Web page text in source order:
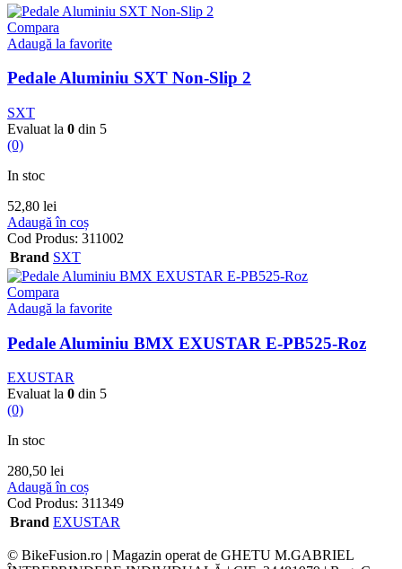
Compara
Adaugă la favorite
Pedale Aluminiu SXT Non-Slip 2
SXT
Evaluat la 0 din 5
(0)
In stoc
52,80 lei
Adaugă în coș
Cod Produs: 311002
Brand SXT
Compara
Adaugă la favorite
Pedale Aluminiu BMX EXUSTAR E-PB525-Roz
EXUSTAR
Evaluat la 0 din 5
(0)
In stoc
280,50 lei
Adaugă în coș
Cod Produs: 311349
Brand EXUSTAR
© BikeFusion.ro | Magazin operat de GHETU M.GABRIEL